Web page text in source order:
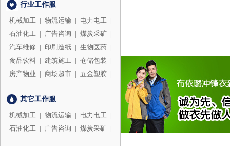
行业工作服
机械加工 | 物流运输 | 电力电工 |
石油化工 | 广告咨询 | 煤炭采矿 |
汽车维修 | 印刷造纸 | 生物医药 |
食品饮料 | 建筑施工 | 仓储包装 |
房产物业 | 商场超市 | 五金塑胶 |
其它工作服
机械加工 | 物流运输 | 电力电工 |
石油化工 | 广告咨询 | 煤炭采矿 |